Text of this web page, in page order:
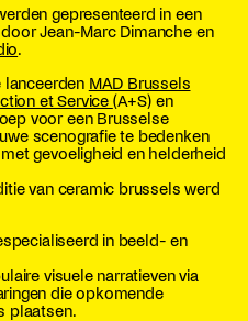
gepresenteerd in een
Jean-Marc Dimanche en
.
lanceerden MAD Brussels
et Service (A+S) en
voor een Brusselse
scenografie te bedenken
gevoeligheid en helderheid
van ceramic brussels werd
in beeld- en
visuele narratieven via
die opkomende
plaatsen.